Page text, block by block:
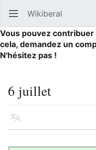
Ouvrir le menu principal Wikiberal
Vous pouvez
cela, demandez un
N'hésitez pas !
6 juillet
Langue